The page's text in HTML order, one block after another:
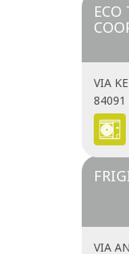
ECO
VIA
84091
VIA